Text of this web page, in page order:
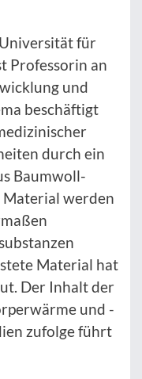
für
Professorin an
und
beschäftigt
durch ein
Baumwoll-
Material werden
Material hat
Der Inhalt der
und -
zufolge führt